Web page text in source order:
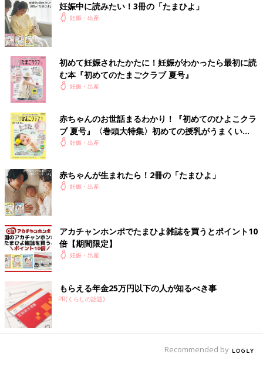
インスタグラム：hiyokoegg11
ひよこエッグの【な
めてました日記】シ
リーズ 人気エピソ
ードをもう一度！
【ひよこエッグさん
【妊娠なめてました日
記シーズン2 #2】
妊娠中に読みたい！3冊の「たまひよ」
妊娠・出産
初めて妊娠されたかたに！妊娠がわかったら最初に読
む本『初めてのたまごクラブ 夏号』
妊娠・出産
赤ちゃんのお世話まるわかり！『初めてのひよこクラ
ブ 夏号』〈巻頭大特集〉初めての授乳がうまくい
く！ おっぱい・ミルクの基本と夏のトラブル 解決テ
妊娠・出産
赤ちゃんが生まれたら！2冊の「たまひよ」
妊娠・出産
アカチャンホンポでたまひよ雑誌を買うとポイント10
倍【期間限定】
妊娠・出産
もらえる年金25万円以下の人が知るべき事
PR(くらしの話題)
Recommended by